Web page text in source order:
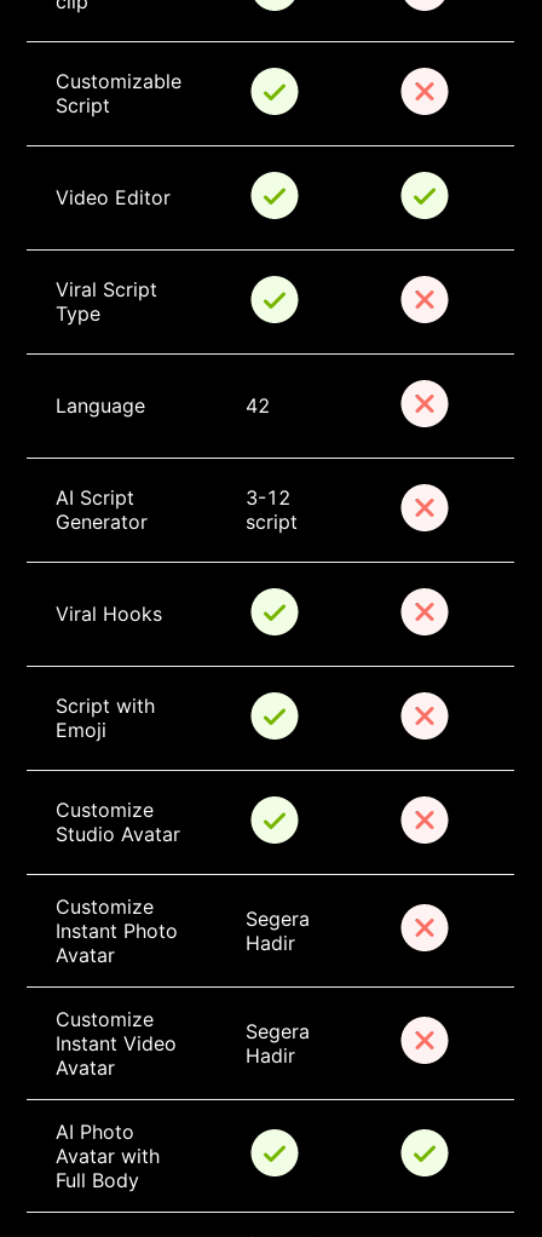
Customizable
Script
Video Editor
Viral Script
Type
Language 42
AI Script
Generator
3-12
script
Viral Hooks
Script with
Emoji
Customize
Studio Avatar
Customize
Instant Photo
Avatar
Segera
Hadir
Customize
Instant Video
Avatar
Segera
Hadir
AI Photo
Avatar with
Full Body